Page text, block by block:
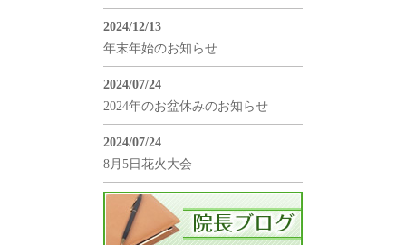
2024/12/13
年末年始のお知らせ
2024/07/24
2024年のお盆休みのお知らせ
2024/07/24
8月5日花火大会